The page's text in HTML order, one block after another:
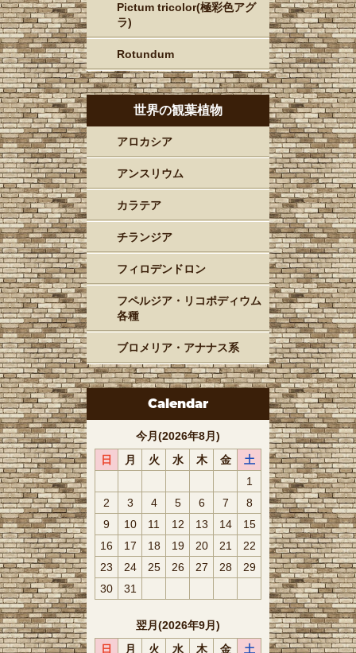
Pictum tricolor(極彩色アグ
ラ)
Rotundum
世界の観葉植物
アロカシア
アンスリウム
カラテア
チランジア
フィロデンドロン
フペルジア・リコポディウム
各種
ブロメリア・アナナス系
Calendar
今月(2026年8月)
日
月 火 水 木 金
土
1
2
3 4 5 6 7
8
9
10 11 12 13 14
15
16
17 18 19 20 21
22
23
24 25 26 27 28
29
30
31
翌月(2026年9月)
日
月 火 水 木 金 土